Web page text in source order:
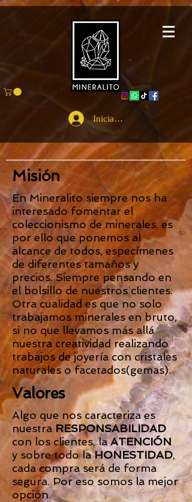
Iniciar sesión
Misión
En Mineralito siempre nos ha
interesado fomentar el
coleccionismo de minerales, es
por ello que ponemos al
alcance de todos, especímenes
de diferentes tamaños y
precios. Siempre pensando en
el bolsillo de nuestros clientes.
Otra cualidad es que no solo
trabajamos minerales en bruto,
si no que llevamos más allá
nuestra creatividad realizando
trabajos de joyería con cristales
naturales o facetados(gemas).
Valores
Algo que nos caracteriza es
nuestra RESPONSABILIDAD
con los clientes, laATENCIÓN
y sobre todo laHONESTIDAD,
cada compra será de forma
segura. Por eso somos la mejor
opción.